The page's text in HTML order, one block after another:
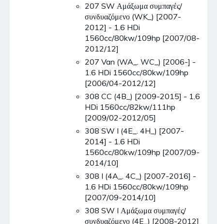
207 SW Αμάξωμα συμπαγές/
συνδυαζόμενο (WK_) [2007-
2012] - 1.6 HDi
1560cc/80kw/109hp [2007/08-
2012/12]
207 Van (WA_. WC_) [2006-] -
1.6 HDi 1560cc/80kw/109hp
[2006/04-2012/12]
308 CC (4B_) [2009-2015] - 1.6
HDi 1560cc/82kw/111hp
[2009/02-2012/05]
308 SW I (4E_. 4H_) [2007-
2014] - 1.6 HDi
1560cc/80kw/109hp [2007/09-
2014/10]
308 I (4A_. 4C_) [2007-2016] -
1.6 HDi 1560cc/80kw/109hp
[2007/09-2014/10]
308 SW I Αμάξωμα συμπαγές/
συνδυαζόμενο (4E_) [2008-2012]